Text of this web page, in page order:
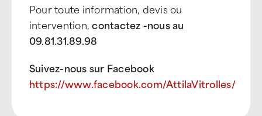
Pour toute information, devis ou
intervention,contactez -nous au
09.81.31.89.98
Suivez-nous sur Facebook
https://www.facebook.com/AttilaVitrolles/